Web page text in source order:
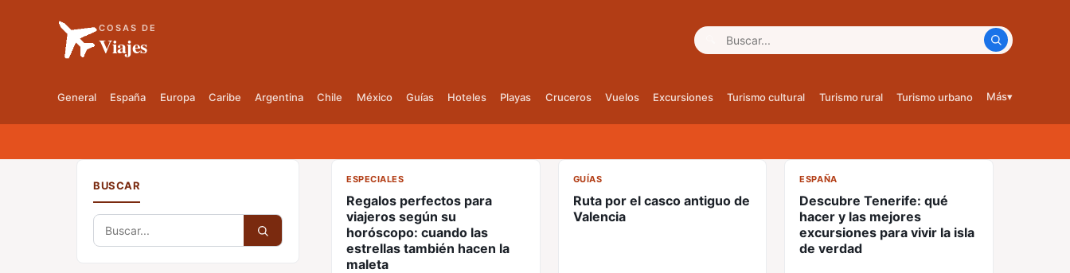
COSAS DE
Viajes Buscar:
General España Europa Caribe Argentina Chile México Guías Hoteles Playas Cruceros Vuelos Excursiones Turismo cultural Turismo rural Turismo urbano Más▾
BUSCAR
Buscar:
CL
ESPECIALES
Regalos perfectos para
viajeros según su
horóscopo: cuando las
estrellas también hacen la
maleta
CL
GUÍAS
Ruta por el casco antiguo de
Valencia
CL
ESPAÑA
Descubre Tenerife: qué
hacer y las mejores
excursiones para vivir la isla
de verdad